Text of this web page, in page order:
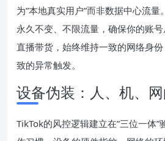
为”本地真实用户”而非数据中心流
永久不变、不限流量，确保你的账
直播带货，始终维持一致的网络身
致的异常触发。
设备伪装：人、机、
TikTok的风控逻辑建立在”三位一体”